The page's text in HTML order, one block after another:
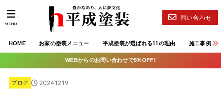
HOME お家の塗装メニュー 平成塗装が選ばれる11の理由 施工事例
問い合わせ
MENU
WEBからのお問い合わせで5%OFF!
ブログ 2024.12.19